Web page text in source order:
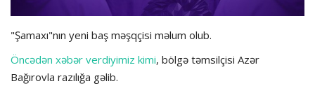
"Şamaxı"nın yeni baş məşqçisi məlum olub.
Öncədən xəbər verdiyimiz kimi, bölgə təmsilçisi Azər
Bağırovla razılığa gəlib.